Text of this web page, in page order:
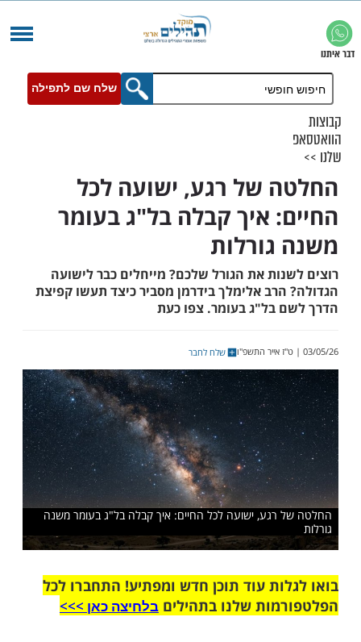
שלח שם לתפילה
של רגע, ישועה לכל
איך קבלה בל"ג בעומר
את הגורל שלכם? מייחלים כבר לישועה
אלימלך בידרמן מסביר כיצד תעשו קפיצת
בל"ג בעומר. צפו כעת
שלח לחבר